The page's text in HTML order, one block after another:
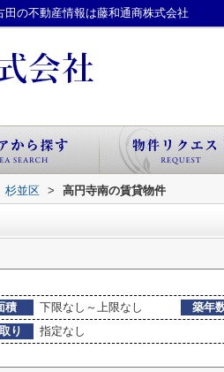
の不動産情報は藤和通商株式会社
杉並区 > 高円寺南の賃貸物件
積 下限なし～上限なし 築年
り
指定なし